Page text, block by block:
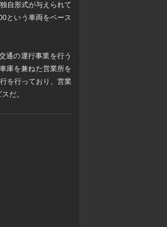
自形式が与えられて
という車両をベース
通の運行事業を行う
庫を兼ねた営業所を
を行っており、営業
だ。